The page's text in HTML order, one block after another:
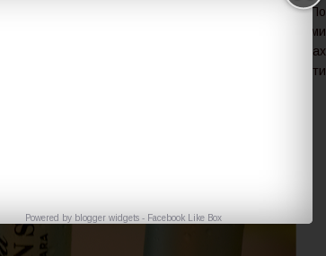
една спирала не ми придава кукленски мигли. По
принцип нанасям спирала, само за да не ми
изглежда недовършен грима. Но когато започнах
да ползвам тази, много се впечатлих, че почти
Powered by blogger widgets - Facebook Like Box